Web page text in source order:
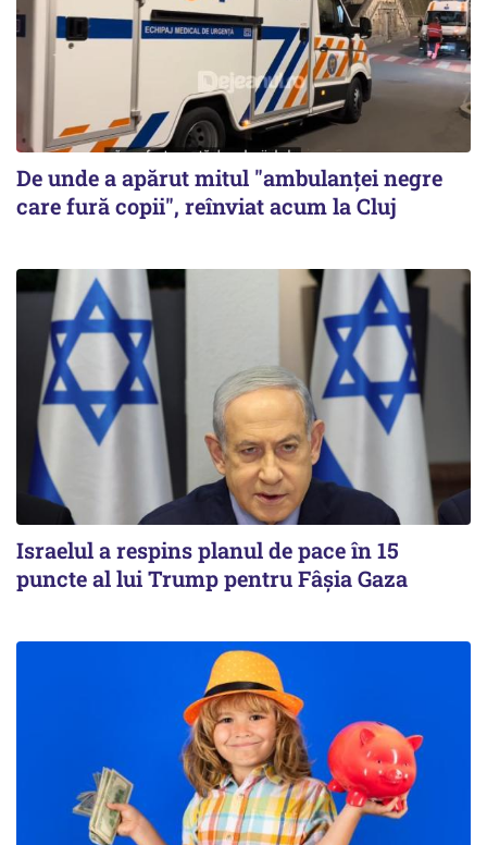
De unde a apărut mitul "ambulanței negre
care fură copii", reînviat acum la Cluj
Israelul a respins planul de pace în 15
puncte al lui Trump pentru Fâșia Gaza